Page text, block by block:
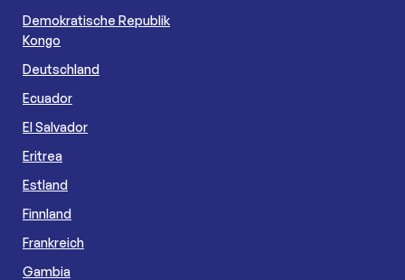
Demokratische Republik
Kongo
Deutschland
Ecuador
El Salvador
Eritrea
Estland
Finnland
Frankreich
Gambia